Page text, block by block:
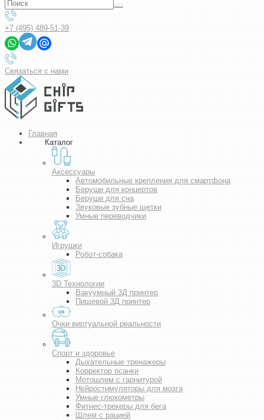
+7 (495) 489-51-39
Связаться с нами
Главная
Каталог
Аксессуары
Автомобильные крепления для смартфона
Беруши для концертов
Беруши для сна
Звуковые зубные щетки
Умные переводчики
Игрушки
Робот-собака
3D Технологии
Вакуумный 3Д принтер
Пищевой 3Д принтер
Очки виртуальной реальности
Спорт и здоровье
Дыхательные тренажеры
Корректор осанки
Мотошлем с гарнитурой
Нейростимуляторы для мозга
Умные глюкометры
Фитнес-трекеры для бега
Шлем с рацией